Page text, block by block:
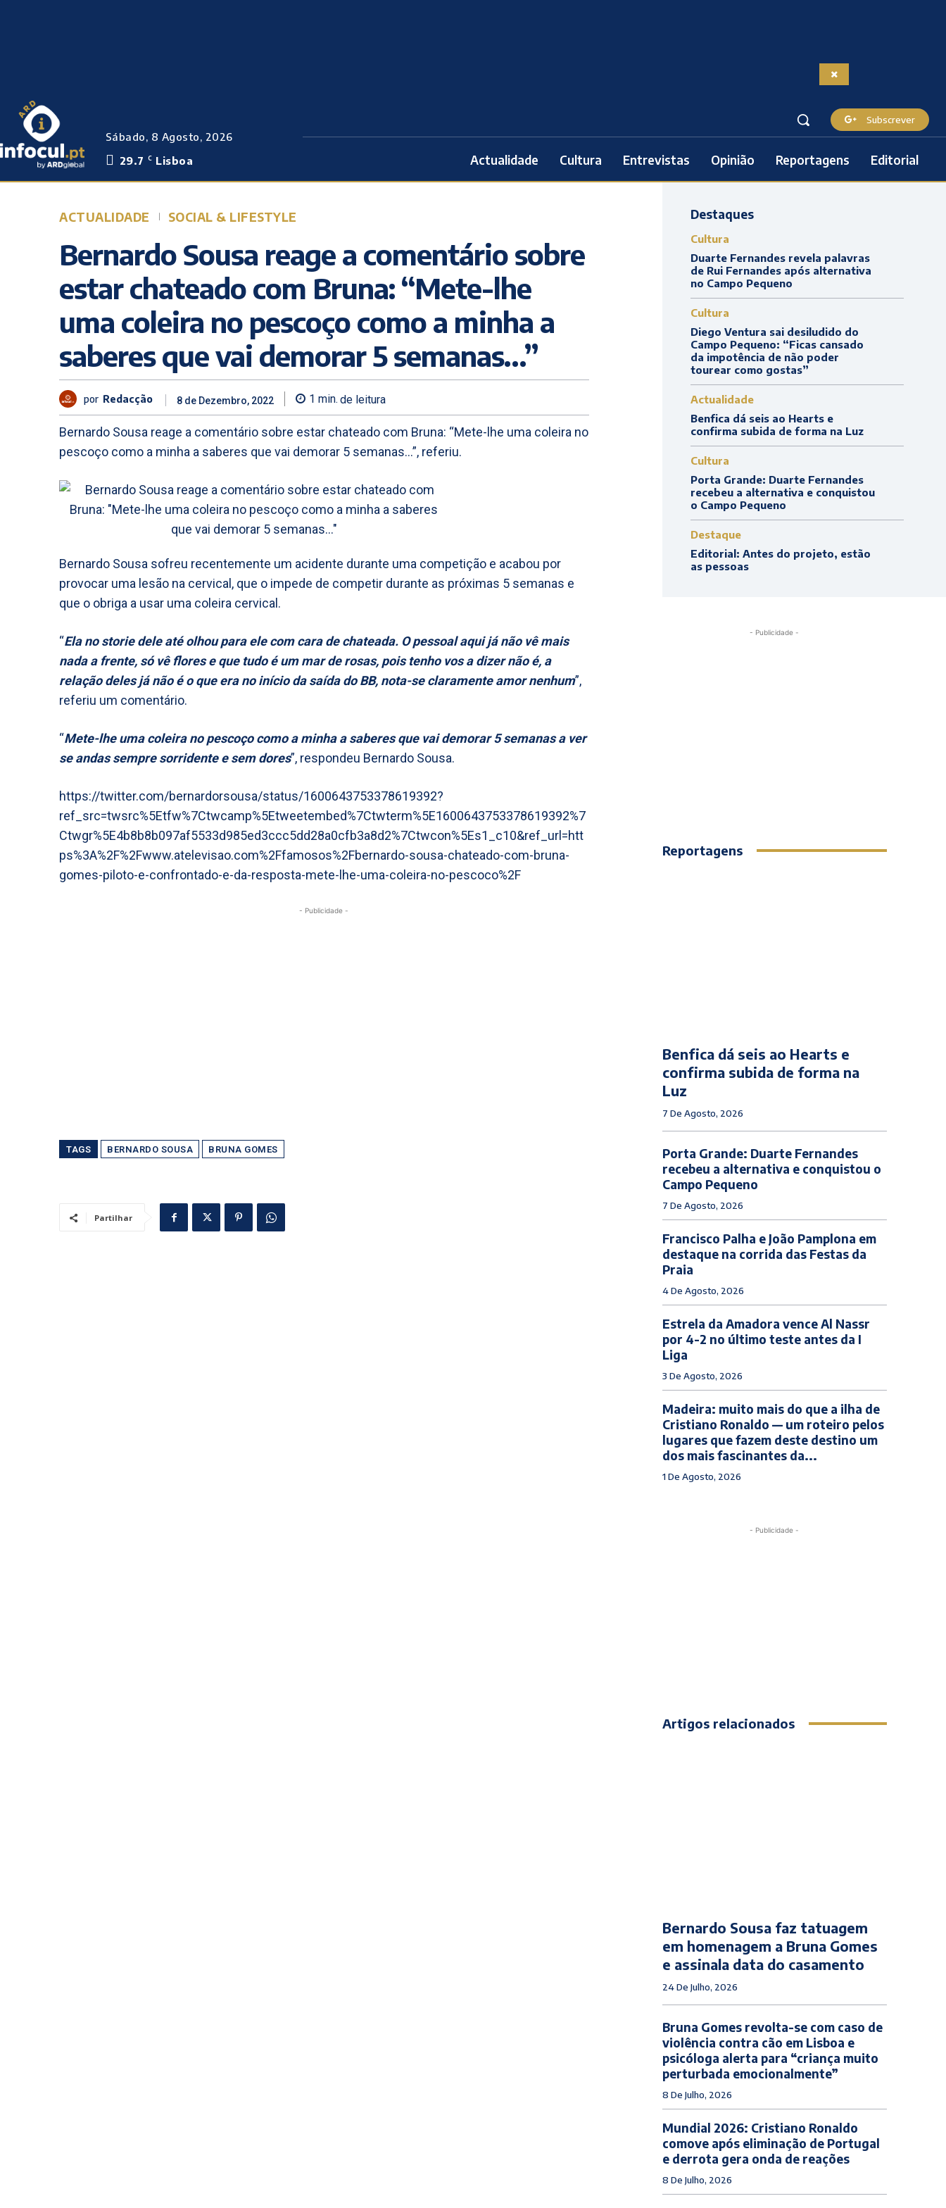
Sábado, 8 Agosto, 2026
29.7
C Lisboa
Subscrever
Actualidade Cultura Entrevistas Opinião Reportagens Editorial
ACTUALIDADE SOCIAL & LIFESTYLE
Bernardo Sousa reage a comentário sobre
estar chateado com Bruna: “Mete-lhe
uma coleira no pescoço como a minha a
saberes que vai demorar 5 semanas…”
por Redacção 8 de Dezembro, 2022 1 min. de leitura
Bernardo Sousa reage a comentário sobre estar chateado com Bruna: “Mete-lhe uma coleira no
pescoço como a minha a saberes que vai demorar 5 semanas…”, referiu.
Bernardo Sousa sofreu recentemente um acidente durante uma competição e acabou por
provocar uma lesão na cervical, que o impede de competir durante as próximas 5 semanas e
que o obriga a usar uma coleira cervical.
“Ela no storie dele até olhou para ele com cara de chateada. O pessoal aqui já não vê mais
nada a frente, só vê flores e que tudo é um mar de rosas, pois tenho vos a dizer não é, a
relação deles já não é o que era no início da saída do BB, nota-se claramente amor nenhum”,
referiu um comentário.
“Mete-lhe uma coleira no pescoço como a minha a saberes que vai demorar 5 semanas a ver
se andas sempre sorridente e sem dores”, respondeu Bernardo Sousa.
https://twitter.com/bernardorsousa/status/1600643753378619392?
ref_src=twsrc%5Etfw%7Ctwcamp%5Etweetembed%7Ctwterm%5E1600643753378619392%7
Ctwgr%5E4b8b8b097af5533d985ed3ccc5dd28a0cfb3a8d2%7Ctwcon%5Es1_c10&ref_url=htt
ps%3A%2F%2Fwww.atelevisao.com%2Ffamosos%2Fbernardo-sousa-chateado-com-bruna-
gomes-piloto-e-confrontado-e-da-resposta-mete-lhe-uma-coleira-no-pescoco%2F
- Publicidade -
TAGS BERNARDO SOUSA BRUNA GOMES
Partilhar
Destaques
Cultura
Duarte Fernandes revela palavras
de Rui Fernandes após alternativa
no Campo Pequeno
Cultura
Diego Ventura sai desiludido do
Campo Pequeno: “Ficas cansado
da impotência de não poder
tourear como gostas”
Actualidade
Benfica dá seis ao Hearts e
confirma subida de forma na Luz
Cultura
Porta Grande: Duarte Fernandes
recebeu a alternativa e conquistou
o Campo Pequeno
Destaque
Editorial: Antes do projeto, estão
as pessoas
- Publicidade -
Reportagens
Benfica dá seis ao Hearts e
confirma subida de forma na
Luz
7 De Agosto, 2026
Porta Grande: Duarte Fernandes
recebeu a alternativa e conquistou o
Campo Pequeno
7 De Agosto, 2026
Francisco Palha e João Pamplona em
destaque na corrida das Festas da
Praia
4 De Agosto, 2026
Estrela da Amadora vence Al Nassr
por 4-2 no último teste antes da I
Liga
3 De Agosto, 2026
Madeira: muito mais do que a ilha de
Cristiano Ronaldo — um roteiro pelos
lugares que fazem deste destino um
dos mais fascinantes da...
1 De Agosto, 2026
- Publicidade -
Artigos relacionados
Bernardo Sousa faz tatuagem
em homenagem a Bruna Gomes
e assinala data do casamento
24 De Julho, 2026
Bruna Gomes revolta-se com caso de
violência contra cão em Lisboa e
psicóloga alerta para “criança muito
perturbada emocionalmente”
8 De Julho, 2026
Mundial 2026: Cristiano Ronaldo
comove após eliminação de Portugal
e derrota gera onda de reações
8 De Julho, 2026